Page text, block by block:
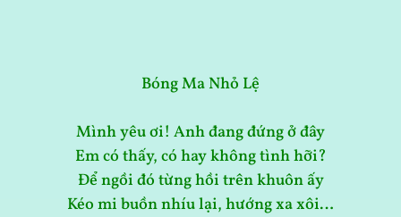
Bóng Ma Nhỏ Lệ
Mình yêu ơi! Anh đang đứng ở đây
Em có thấy, có hay không tình hỡi?
Để ngồi đó từng hồi trên khuôn ấy
Kéo mi buồn nhíu lại, hướng xa xôi…